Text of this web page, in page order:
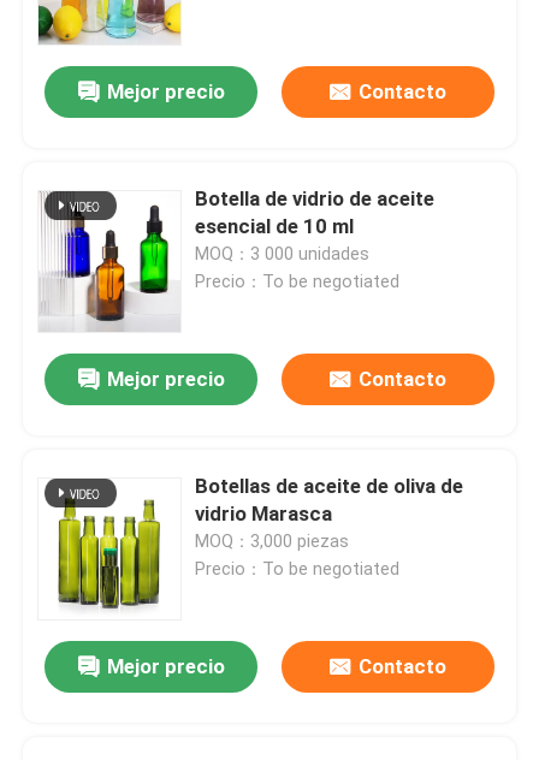
Inicio
Mejor precio Contacto
Botella de vidrio de aceite
esencial de 10 ml
MOQ：3 000 unidades
Precio：To be negotiated
Mejor precio Contacto
Botellas de aceite de oliva de
vidrio Marasca
MOQ：3,000 piezas
Precio：To be negotiated
Mejor precio Contacto